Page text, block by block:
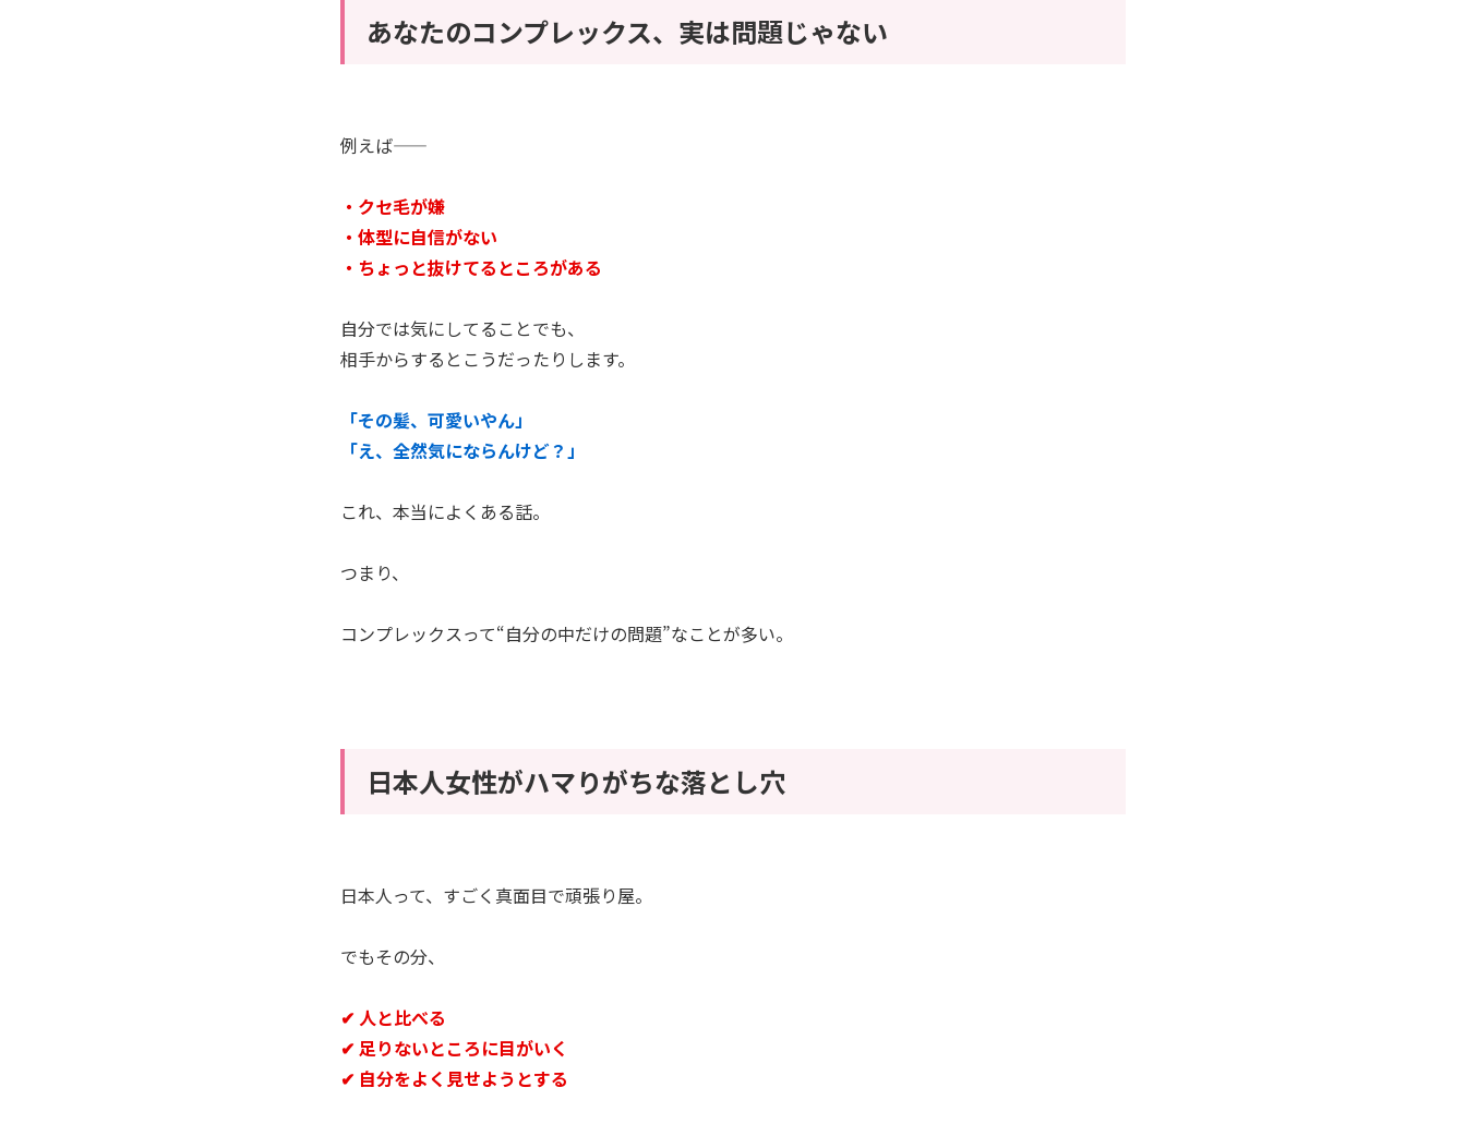
あなたのコンプレックス、実は問題じゃない
例えば――
・クセ毛が嫌
・体型に自信がない
・ちょっと抜けてるところがある
自分では気にしてることでも、
相手からするとこうだったりします。
「その髪、可愛いやん」
「え、全然気にならんけど？」
これ、本当によくある話。
つまり、
コンプレックスって“自分の中だけの問題”なことが多い。
日本人女性がハマりがちな落とし穴
日本人って、すごく真面目で頑張り屋。
でもその分、
✔ 人と比べる
✔ 足りないところに目がいく
✔ 自分をよく見せようとする